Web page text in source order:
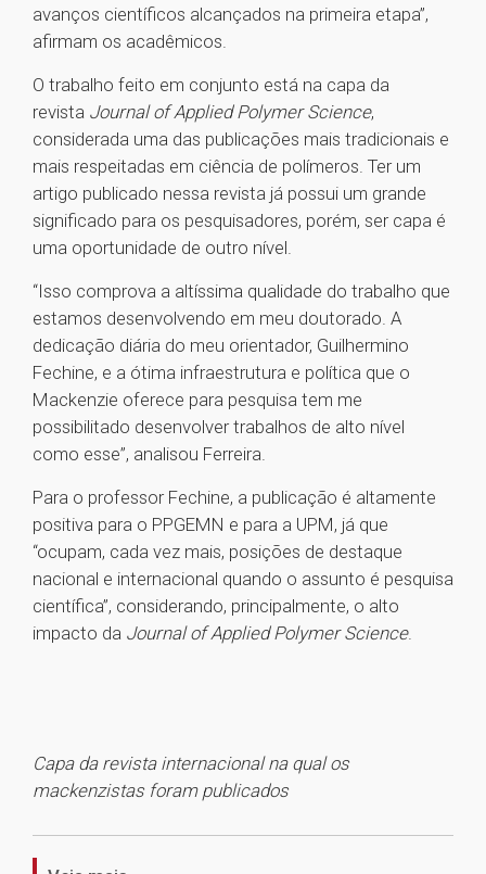
avanços científicos alcançados na primeira etapa”,
afirmam os acadêmicos.
O trabalho feito em conjunto está na capa da
revista Journal of Applied Polymer Science,
considerada uma das publicações mais tradicionais e
mais respeitadas em ciência de polímeros. Ter um
artigo publicado nessa revista já possui um grande
significado para os pesquisadores, porém, ser capa é
uma oportunidade de outro nível.
“Isso comprova a altíssima qualidade do trabalho que
estamos desenvolvendo em meu doutorado. A
dedicação diária do meu orientador, Guilhermino
Fechine, e a ótima infraestrutura e política que o
Mackenzie oferece para pesquisa tem me
possibilitado desenvolver trabalhos de alto nível
como esse”, analisou Ferreira.
Para o professor Fechine, a publicação é altamente
positiva para o PPGEMN e para a UPM, já que
“ocupam, cada vez mais, posições de destaque
nacional e internacional quando o assunto é pesquisa
científica”, considerando, principalmente, o alto
impacto da Journal of Applied Polymer Science.
Capa da revista internacional na qual os
mackenzistas foram publicados
1